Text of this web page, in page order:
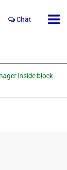
Chat
inside block